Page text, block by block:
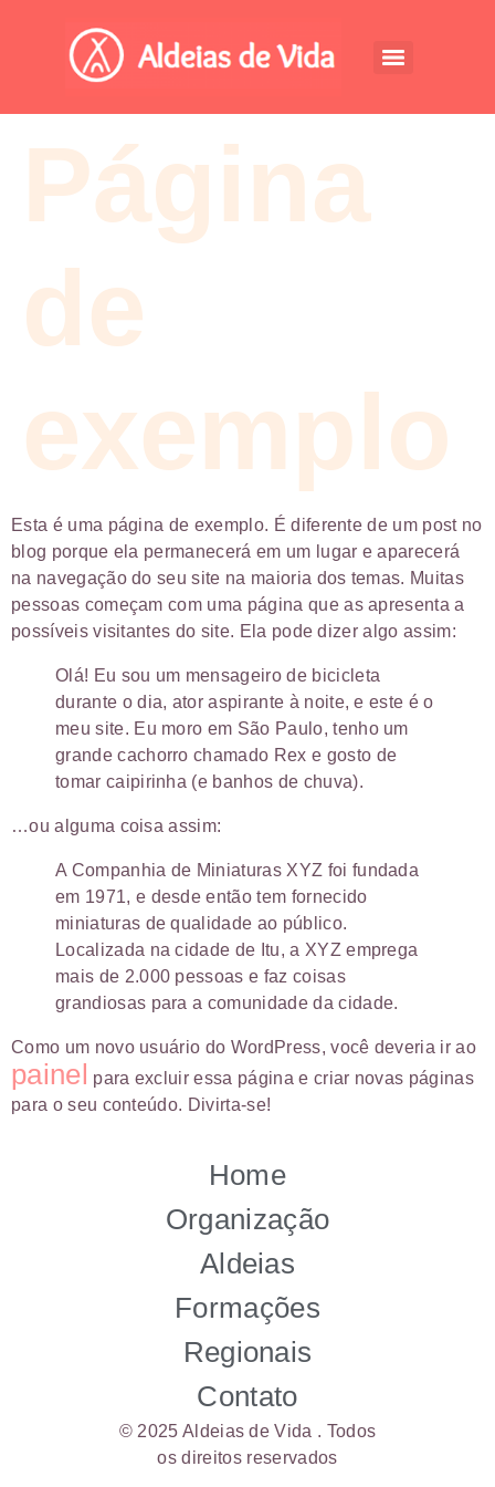
Página
de
exemplo
Esta é uma página de exemplo. É diferente de um post no
blog porque ela permanecerá em um lugar e aparecerá
na navegação do seu site na maioria dos temas. Muitas
pessoas começam com uma página que as apresenta a
possíveis visitantes do site. Ela pode dizer algo assim:
Olá! Eu sou um mensageiro de bicicleta
durante o dia, ator aspirante à noite, e este é o
meu site. Eu moro em São Paulo, tenho um
grande cachorro chamado Rex e gosto de
tomar caipirinha (e banhos de chuva).
…ou alguma coisa assim:
A Companhia de Miniaturas XYZ foi fundada
em 1971, e desde então tem fornecido
miniaturas de qualidade ao público.
Localizada na cidade de Itu, a XYZ emprega
mais de 2.000 pessoas e faz coisas
grandiosas para a comunidade da cidade.
Como um novo usuário do WordPress, você deveria ir ao
painel
para excluir essa página e criar novas páginas
para o seu conteúdo. Divirta-se!
Home
Organização
Aldeias
Formações
Regionais
Contato
© 2025 Aldeias de Vida . Todos
os direitos reservados